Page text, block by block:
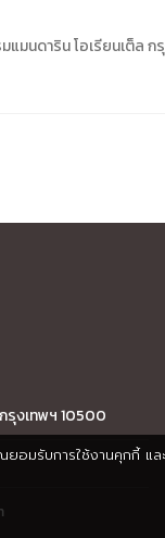
มรับการใช้งานคุกกี้ แ
มแมนดาริน โอเรียนเ
รุงเทพฯ 10500